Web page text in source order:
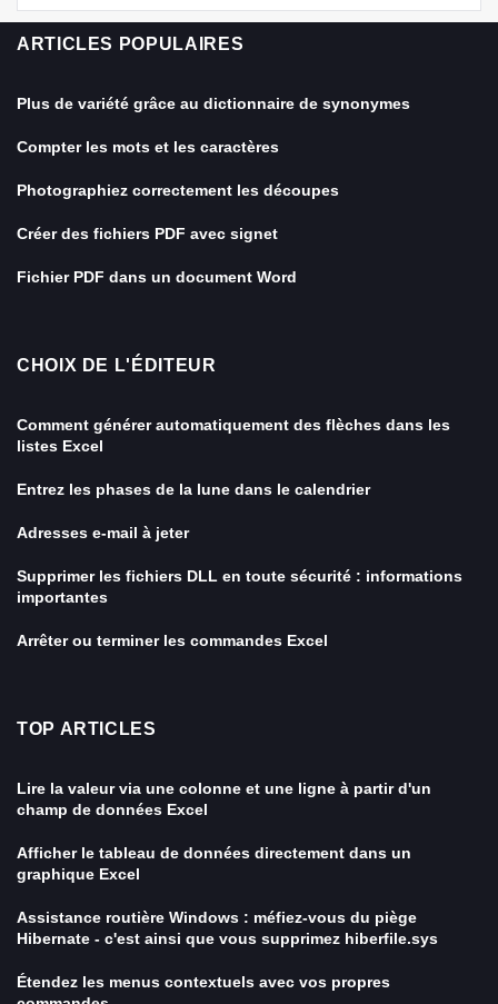
ARTICLES POPULAIRES
Plus de variété grâce au dictionnaire de synonymes
Compter les mots et les caractères
Photographiez correctement les découpes
Créer des fichiers PDF avec signet
Fichier PDF dans un document Word
CHOIX DE L'ÉDITEUR
Comment générer automatiquement des flèches dans les
listes Excel
Entrez les phases de la lune dans le calendrier
Adresses e-mail à jeter
Supprimer les fichiers DLL en toute sécurité : informations
importantes
Arrêter ou terminer les commandes Excel
TOP ARTICLES
Lire la valeur via une colonne et une ligne à partir d'un
champ de données Excel
Afficher le tableau de données directement dans un
graphique Excel
Assistance routière Windows : méfiez-vous du piège
Hibernate - c'est ainsi que vous supprimez hiberfile.sys
Étendez les menus contextuels avec vos propres